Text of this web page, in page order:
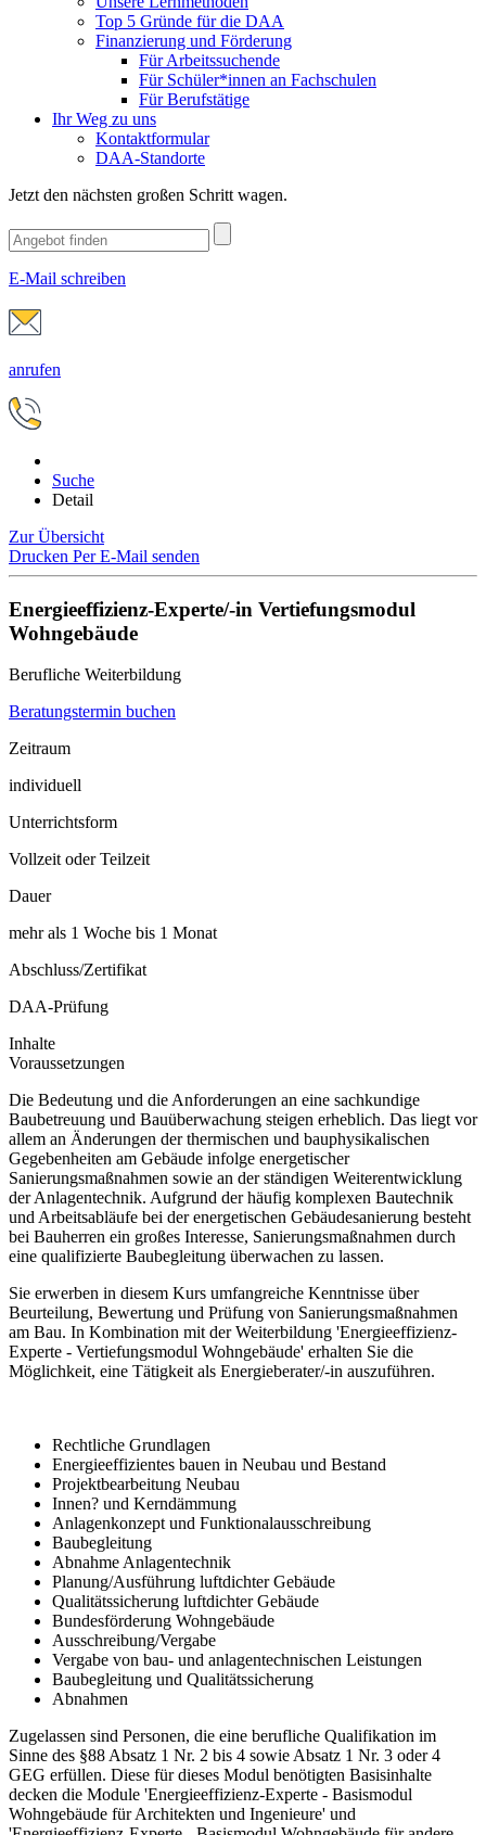
Top 5 Gründe für die DAA
Finanzierung und Förderung
Für Arbeitssuchende
Für Schüler*innen an Fachschulen
Für Berufstätige
Ihr Weg zu uns
Kontaktformular
DAA-Standorte
Jetzt den nächsten großen Schritt wagen.
E-Mail schreiben
anrufen
Suche
Detail
Zur Übersicht
Drucken Per E-Mail senden
Energieeffizienz-Experte/-in Vertiefungsmodul
Wohngebäude
Berufliche Weiterbildung
Beratungstermin buchen
Zeitraum
individuell
Unterrichtsform
Vollzeit oder Teilzeit
Dauer
mehr als 1 Woche bis 1 Monat
Abschluss/Zertifikat
DAA-Prüfung
Inhalte
Voraussetzungen
Die Bedeutung und die Anforderungen an eine sachkundige
Baubetreuung und Bauüberwachung steigen erheblich. Das liegt vor
allem an Änderungen der thermischen und bauphysikalischen
Gegebenheiten am Gebäude infolge energetischer
Sanierungsmaßnahmen sowie an der ständigen Weiterentwicklung
der Anlagentechnik. Aufgrund der häufig komplexen Bautechnik
und Arbeitsabläufe bei der energetischen Gebäudesanierung besteht
bei Bauherren ein großes Interesse, Sanierungsmaßnahmen durch
eine qualifizierte Baubegleitung überwachen zu lassen.
Sie erwerben in diesem Kurs umfangreiche Kenntnisse über
Beurteilung, Bewertung und Prüfung von Sanierungsmaßnahmen
am Bau. In Kombination mit der Weiterbildung 'Energieeffizienz-
Experte - Vertiefungsmodul Wohngebäude' erhalten Sie die
Möglichkeit, eine Tätigkeit als Energieberater/-in auszuführen.
Rechtliche Grundlagen
Energieeffizientes bauen in Neubau und Bestand
Projektbearbeitung Neubau
Innen? und Kerndämmung
Anlagenkonzept und Funktionalausschreibung
Baubegleitung
Abnahme Anlagentechnik
Planung/Ausführung luftdichter Gebäude
Qualitätssicherung luftdichter Gebäude
Bundesförderung Wohngebäude
Ausschreibung/Vergabe
Vergabe von bau- und anlagentechnischen Leistungen
Baubegleitung und Qualitätssicherung
Abnahmen
Zugelassen sind Personen, die eine berufliche Qualifikation im
Sinne des §88 Absatz 1 Nr. 2 bis 4 sowie Absatz 1 Nr. 3 oder 4
GEG erfüllen. Diese für dieses Modul benötigten Basisinhalte
decken die Module 'Energieeffizienz-Experte - Basismodul
Wohngebäude für Architekten und Ingenieure' und